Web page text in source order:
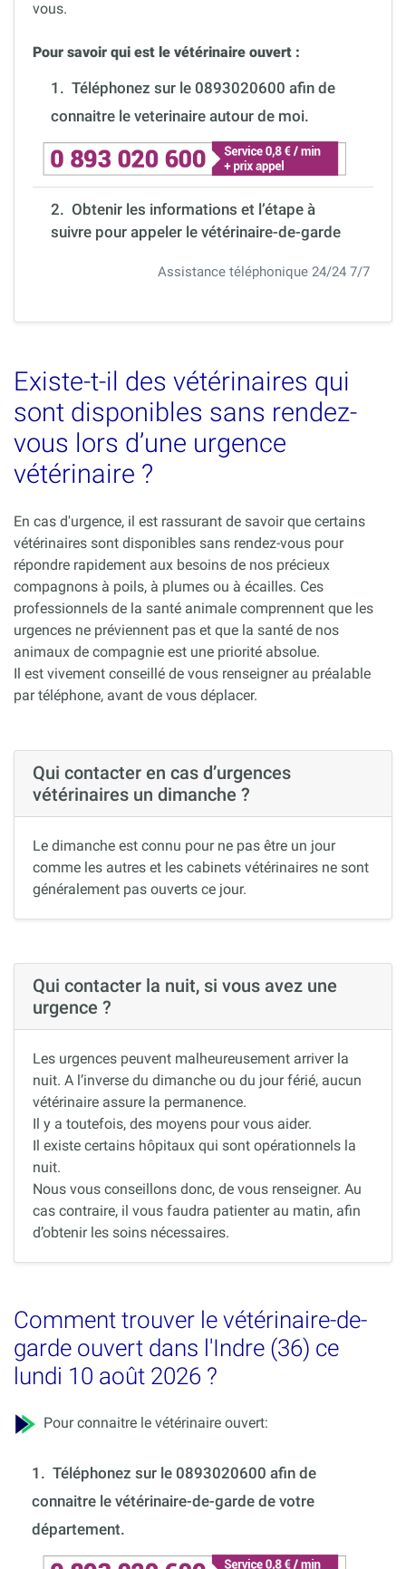
vous.
Pour savoir qui est le vétérinaire ouvert :
1. Téléphonez sur le 0893020600 afin de
connaitre le veterinaire autour de moi.
2. Obtenir les informations et l’étape à
suivre pour appeler le vétérinaire-de-garde
Assistance téléphonique 24/24 7/7
Existe-t-il des vétérinaires qui
sont disponibles sans rendez-
vous lors d’une urgence
vétérinaire ?
En cas d'urgence, il est rassurant de savoir que certains
vétérinaires sont disponibles sans rendez-vous pour
répondre rapidement aux besoins de nos précieux
compagnons à poils, à plumes ou à écailles. Ces
professionnels de la santé animale comprennent que les
urgences ne préviennent pas et que la santé de nos
animaux de compagnie est une priorité absolue.
Il est vivement conseillé de vous renseigner au préalable
par téléphone, avant de vous déplacer.
Qui contacter en cas d’urgences
vétérinaires un dimanche ?
Le dimanche est connu pour ne pas être un jour
comme les autres et les cabinets vétérinaires ne sont
généralement pas ouverts ce jour.
Qui contacter la nuit, si vous avez une
urgence ?
Les urgences peuvent malheureusement arriver la
nuit. A l’inverse du dimanche ou du jour férié, aucun
vétérinaire assure la permanence.
Il y a toutefois, des moyens pour vous aider.
Il existe certains hôpitaux qui sont opérationnels la
nuit.
Nous vous conseillons donc, de vous renseigner. Au
cas contraire, il vous faudra patienter au matin, afin
d’obtenir les soins nécessaires.
Comment trouver le vétérinaire-de-
garde ouvert dans l'Indre (36) ce
lundi 10 août 2026 ?
Pour connaitre le vétérinaire ouvert:
1. Téléphonez sur le 0893020600 afin de
connaitre le vétérinaire-de-garde de votre
département.